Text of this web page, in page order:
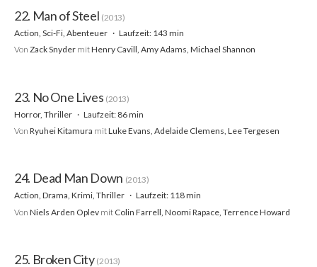
22. Man of Steel (2013)
Action, Sci-Fi, Abenteuer
Laufzeit: 143 min
Von Zack Snyder mitHenry Cavill, Amy Adams, Michael Shannon
23. No One Lives (2013)
Horror, Thriller
Laufzeit: 86 min
Von Ryuhei Kitamura mitLuke Evans, Adelaide Clemens, Lee Tergesen
24. Dead Man Down (2013)
Action, Drama, Krimi, Thriller
Laufzeit: 118 min
Von Niels Arden Oplev mit Colin Farrell, Noomi Rapace, Terrence Howard
25. Broken City (2013)